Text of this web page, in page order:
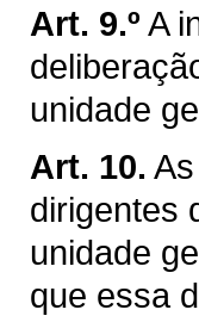
Art. 9.º A
unidade
Art. 10.
dirigentes
unidade
que essa